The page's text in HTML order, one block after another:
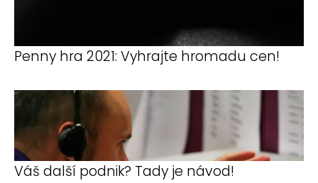
Penny hra 2021: Vyhrajte hromadu cen!
Váš další podnik? Tady je návod!